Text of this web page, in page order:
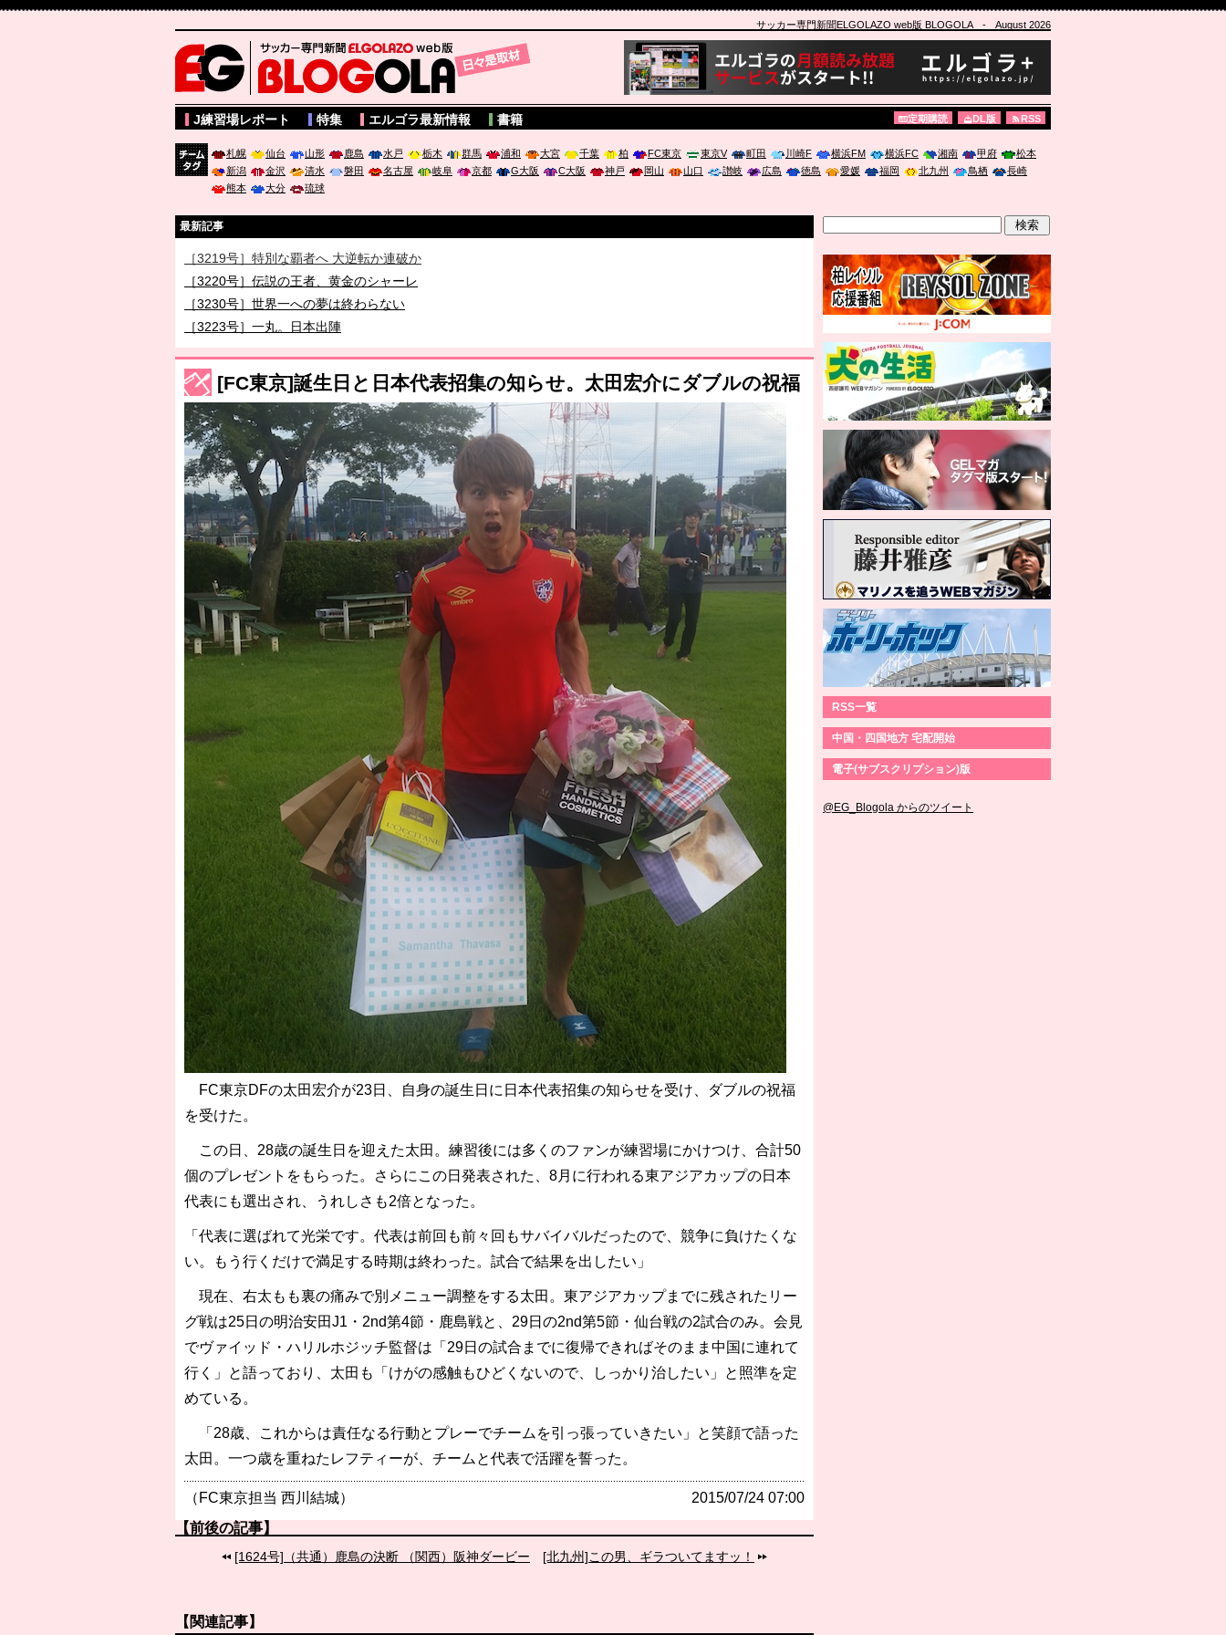
サッカー専門新聞ELGOLAZO web版 BLOGOLA- August 2026
サッカー専門新聞ELGOLAZO web版 BLOGOLA
J練習場レポート 特集 エルゴラ最新情報 書籍 定期購読 DL版 RSS
札幌 仙台 山形 鹿島 水戸 栃木 群馬 浦和 大宮 千葉 柏 FC東京 東京V 町田 川崎F 横浜FM 横浜FC 湘南 甲府
松本
新潟
金沢 清水 磐田 名古屋 岐阜 京都 G大阪 C大阪 神戸 岡山 山口 讃岐 広島 徳島 愛媛 福岡 北九州 鳥栖
長崎
熊本
大分 琉球
最新記事
［3219号］特別な覇者へ 大逆転か連破か
［3220号］伝説の王者、黄金のシャーレ
［3230号］世界一への夢は終わらない
［3223号］一丸。日本出陣
［3222号］史上最大のW杯開幕 注目は「個」
[FC東京]誕生日と日本代表招集の知らせ。太田宏介にダブルの祝福
FC東京DFの太田宏介が23日、自身の誕生日に日本代表招集の知らせを受け、ダブルの祝福
を受けた。
この日、28歳の誕生日を迎えた太田。練習後には多くのファンが練習場にかけつけ、合計50
個のプレゼントをもらった。さらにこの日発表された、8月に行われる東アジアカップの日本
代表にも選出され、うれしさも2倍となった。
「代表に選ばれて光栄です。代表は前回も前々回もサバイバルだったので、競争に負けたくな
い。もう行くだけで満足する時期は終わった。試合で結果を出したい」
現在、右太もも裏の痛みで別メニュー調整をする太田。東アジアカップまでに残されたリー
グ戦は25日の明治安田J1・2nd第4節・鹿島戦と、29日の2nd第5節・仙台戦の2試合のみ。会見
でヴァイッド・ハリルホジッチ監督は「29日の試合までに復帰できればそのまま中国に連れて
行く」と語っており、太田も「けがの感触もひどくないので、しっかり治したい」と照準を定
めている。
「28歳、これからは責任なる行動とプレーでチームを引っ張っていきたい」と笑顔で語った
太田。一つ歳を重ねたレフティーが、チームと代表で活躍を誓った。
（FC東京担当 西川結城） 2015/07/24 07:00
【前後の記事】
[1624号]（共通）鹿島の決断 （関西）阪神ダービー [北九州]この男、ギラついてますッ！
【関連記事】
RSS一覧
中国・四国地方 宅配開始
電子(サブスクリプション)版
@EG_Blogola からのツイート